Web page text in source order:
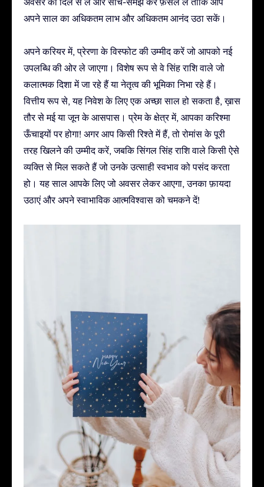
अपने साल का अधिकतम लाभ और अधिकतम आनंद उठा सकें।
अपने करियर में, प्रेरणा के विस्फोट की उम्मीद करें जो आपको नई
उपलब्धि की ओर ले जाएगा। विशेष रूप से वे सिंह राशि वाले जो
कलात्मक दिशा में जा रहे हैं या नेतृत्व की भूमिका निभा रहे हैं।
वित्तीय रूप से, यह निवेश के लिए एक अच्छा साल हो सकता है, ख़ास
तौर से मई या जून के आसपास। प्रेम के क्षेत्र में, आपका करिश्मा
ऊँचाइयों पर होगा! अगर आप किसी रिश्ते में हैं, तो रोमांस के पूरी
तरह खिलने की उम्मीद करें, जबकि सिंगल सिंह राशि वाले किसी ऐसे
व्यक्ति से मिल सकते हैं जो उनके उत्साही स्वभाव को पसंद करता
हो। यह साल आपके लिए जो अवसर लेकर आएगा, उनका फ़ायदा
उठाएं और अपने स्वाभाविक आत्मविश्वास को चमकने दें!